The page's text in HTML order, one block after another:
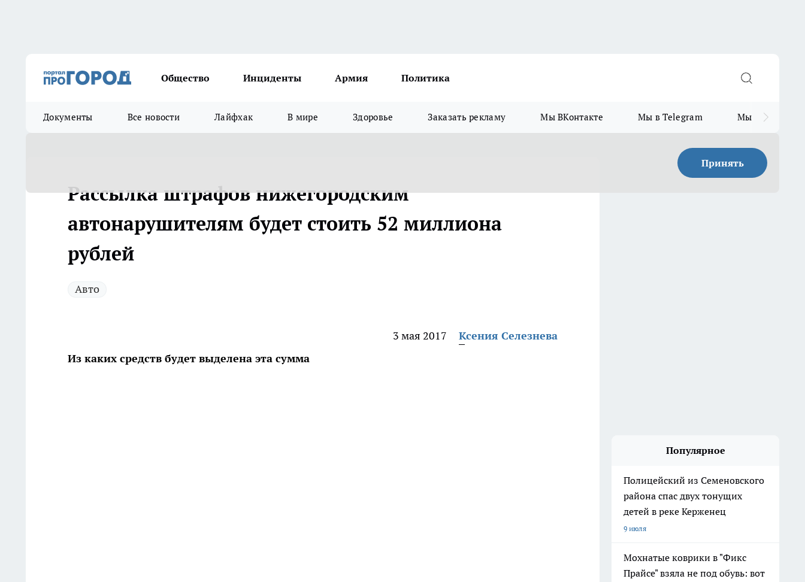
Общество Инциденты Армия Политика
Документы Все новости Лайфхак В мире Здоровье Заказать рекламу Мы ВКонтакте Мы в Telegram Мы в MAX
Принять
Рассылка штрафов нижегородским
автонарушителям будет стоить 52 миллиона
рублей
Авто
3 мая 2017
Ксения Селезнева
Из каких средств будет выделена эта сумма
Популярное
Полицейский из Семеновского
района спас двух тонущих
детей в реке Керженец
9 июля
Мохнатые коврики в "Фикс
Прайсе" взяла не под обувь: вот